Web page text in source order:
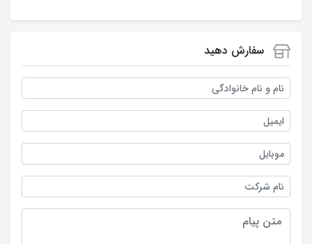
سفارش دهید
نام و نام خانوادگی
ایمیل
موبایل
نام شرکت
متن پیام